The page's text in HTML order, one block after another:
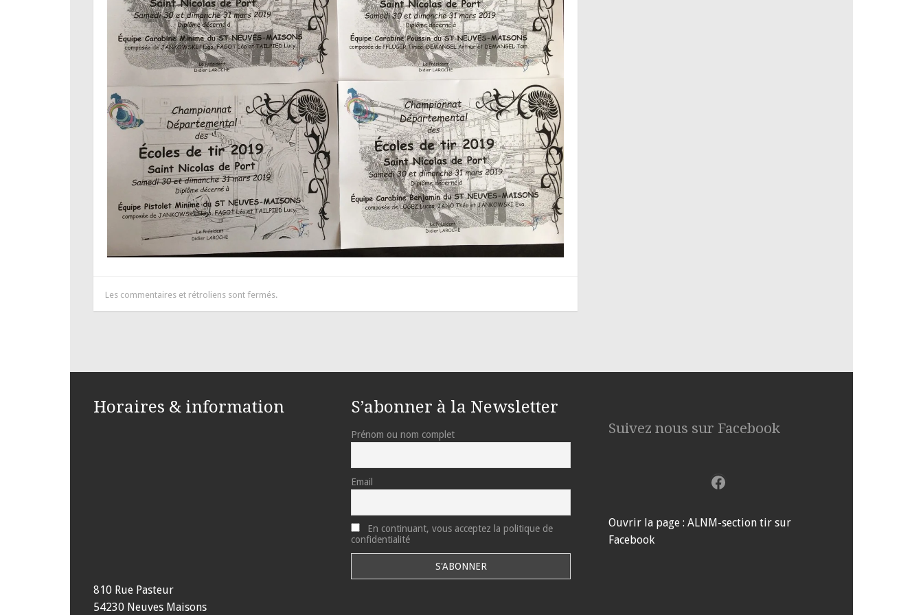
Les commentaires et rétroliens sont fermés.
Horaires & information
810 Rue Pasteur
54230 Neuves Maisons
S’abonner à la Newsletter
Prénom ou nom complet
Email
En continuant, vous acceptez la politique de
confidentialité
Suivez nous sur Facebook
Facebook
Ouvrir la page : ALNM-section tir sur
Facebook